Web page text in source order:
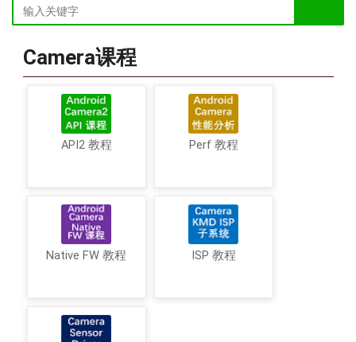
Camera课程
API2 教程 Perf 教程
Native FW 教程 ISP 教程